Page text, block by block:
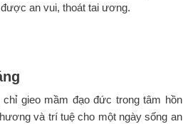
an vui, thoát tai ương.
gieo mầm đạo đức trong tâm hồn
và trí tuệ cho một ngày sống an